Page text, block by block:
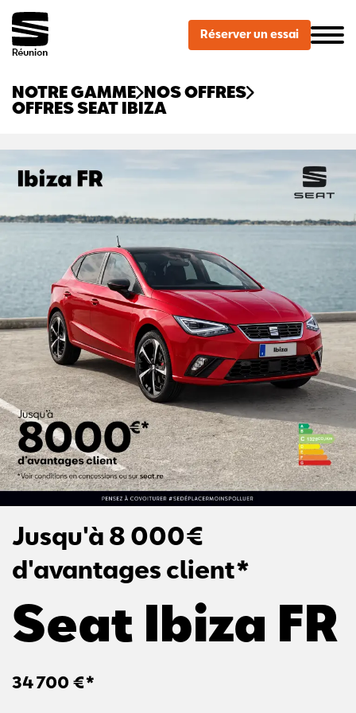
Réserver un essai
NOTRE GAMME NOS OFFRES
OFFRES SEAT IBIZA
Jusqu'à 8 000€
d'avantages client*
Seat Ibiza FR
34 700 €*